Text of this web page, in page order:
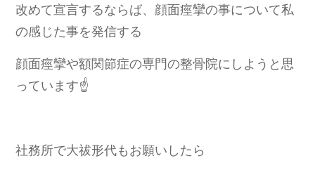
改めて宣言するならば、顔面痙攣の事について私
の感じた事を発信する
顔面痙攣や額関節症の専門の整骨院にしようと思
っています☝️
社務所で大祓形代もお願いしたら